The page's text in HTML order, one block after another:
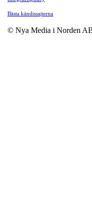
Bästa kändissajterna
© Nya Media i Norden